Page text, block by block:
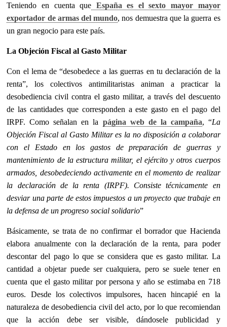
Teniendo en cuenta que España es el sexto mayor mayor
exportador de armas del mundo, nos demuestra que la guerra es
un gran negocio para este país.
La Objeción Fiscal al Gasto Militar
Con el lema de “desobedece a las guerras en tu declaración de la
renta”, los colectivos antimilitaristas animan a practicar la
desobediencia civil contra el gasto militar, a través del descuento
de las cantidades que corresponden a este gasto en el pago del
IRPF. Como señalan en la página web de la campaña, “La
Objeción Fiscal al Gasto Militar es la no disposición a colaborar
con el Estado en los gastos de preparación de guerras y
mantenimiento de la estructura militar, el ejército y otros cuerpos
armados, desobedeciendo activamente en el momento de realizar
la declaración de la renta (IRPF). Consiste técnicamente en
desviar una parte de estos impuestos a un proyecto que trabaje en
la defensa de un progreso social solidario”
Básicamente, se trata de no confirmar el borrador que Hacienda
elabora anualmente con la declaración de la renta, para poder
descontar del pago lo que se considera que es gasto militar. La
cantidad a objetar puede ser cualquiera, pero se suele tener en
cuenta que el gasto militar por persona y año se estimaba en 718
euros. Desde los colectivos impulsores, hacen hincapié en la
naturaleza de desobediencia civil del acto, por lo que recomiendan
que la acción debe ser visible, dándosele publicidad y